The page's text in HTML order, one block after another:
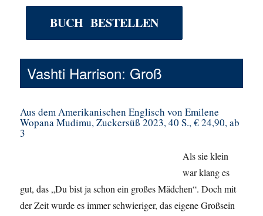
BUCH BESTELLEN
Vashti Harrison: Groß
Aus dem Amerikanischen Englisch von Emilene
Wopana Mudimu, Zuckersüß 2023, 40 S., € 24,90, ab
3
Als sie klein
war klang es
gut, das „Du bist ja schon ein großes Mädchen“. Doch mit
der Zeit wurde es immer schwieriger, das eigene Großsein